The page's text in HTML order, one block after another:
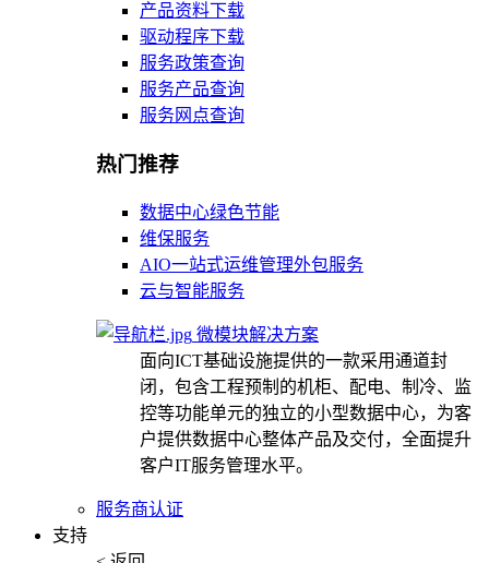
产品资料下载
驱动程序下载
服务政策查询
服务产品查询
服务网点查询
热门推荐
数据中心绿色节能
维保服务
AIO一站式运维管理外包服务
云与智能服务
微模块解决方案
面向ICT基础设施提供的一款采用通道封
闭，包含工程预制的机柜、配电、制冷、监
控等功能单元的独立的小型数据中心，为客
户提供数据中心整体产品及交付，全面提升
客户IT服务管理水平。
服务商认证
支持